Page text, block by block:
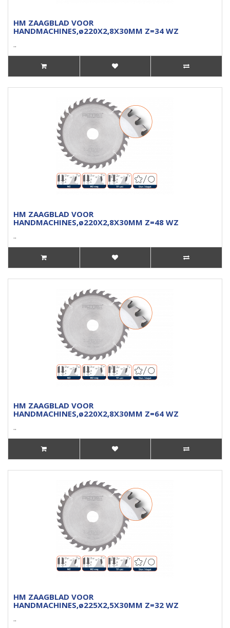
HM ZAAGBLAD VOOR
HANDMACHINES,ø220X2,8X30MM Z=34 WZ
..
HM ZAAGBLAD VOOR
HANDMACHINES,ø220X2,8X30MM Z=48 WZ
..
HM ZAAGBLAD VOOR
HANDMACHINES,ø220X2,8X30MM Z=64 WZ
..
HM ZAAGBLAD VOOR
HANDMACHINES,ø225X2,5X30MM Z=32 WZ
..